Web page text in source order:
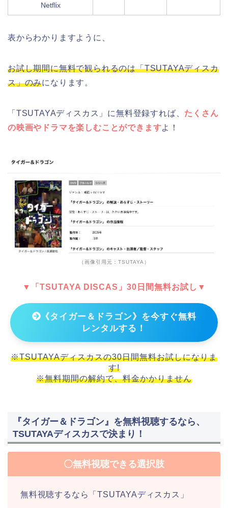
Netflix
表からわかりますように、
お試し期間に無料で観られるのは「TSUTAYAディスカ
ス」のみになります。
「TSUTAYAディスカス」に無料登録すれば、 たくさん
の映画やドラマを楽しむことができますよ！
（画像引用元：TSUTAYA）
▼「TSUTAYA DISCAS」30日間無料お試し▼
《タイガー＆ドラゴン》を今すぐ無料
レンタルする！
※TSUTAYAディスカスの30日間無料お試しになりま
す!
※無料期間の解約で、料金かかりません
『タイガー＆ドラゴン』を無料視聴するなら、
TSUTAYAディスカスで決まり！
〇無料視聴できる選択肢
無料視聴するなら「TSUTAYAディスカス」